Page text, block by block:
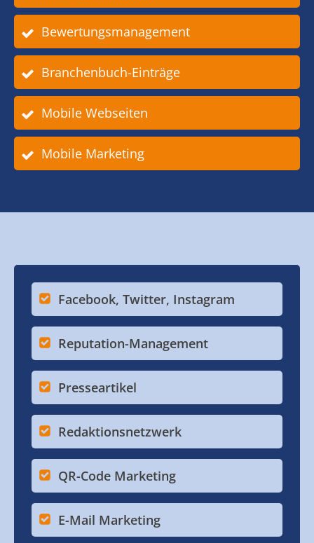
Bewertungsmanagement
Branchenbuch-Einträge
Mobile Webseiten
Mobile Marketing
Facebook, Twitter, Instagram
Reputation-Management
Presseartikel
Redaktionsnetzwerk
QR-Code Marketing
E-Mail Marketing